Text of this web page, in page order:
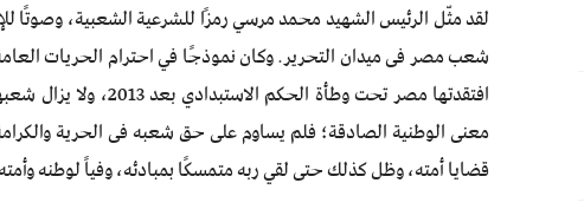
لقد مثّل الرئيس الشهيد محمد مرسي رمزًا للشرعية الشعبية، وصوتًا
شعب مصر فى ميدان التحرير. وكان نموذجًا في احترام الحريات
افتقدتها مصر تحت وطأة
معنى الوطنية الصادقة؛ فلم يساوم على حق شعبه فى الحرية
قضايا أمته، وظل كذلك حتى لقي ربه متمسكًا بمبادئه، وفياً لوطنه